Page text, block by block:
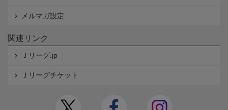
メルマガ設定
関連リンク
Ｊリーグ.jp
Ｊリーグチケット